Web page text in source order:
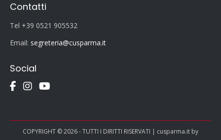
Contatti
Tel +39 0521 905532
Email: segreteria@cusparma.it
Social
COPYRIGHT © 2026 - TUTTI I DIRITTI RISERVATI | cusparma.it by